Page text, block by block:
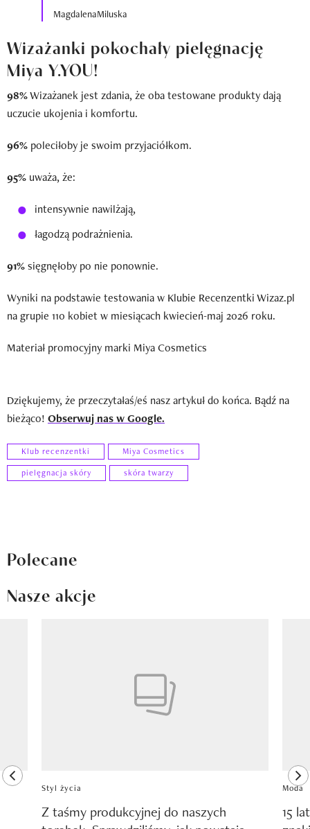
MagdalenaMiluska
Wizażanki pokochały pielęgnację
Miya Y.YOU!
98%Wizażanek jest zdania, że oba testowane produkty dają
uczucie ukojenia i komfortu.
96% poleciłoby je swoim przyjaciółkom.
95% uważa, że:
intensywnie nawilżają,
łagodzą podrażnienia.
91%sięgnęłoby po nie ponownie.
Wyniki na podstawie testowania w Klubie Recenzentki Wizaz.pl
na grupie 110 kobiet w miesiącach kwiecień-maj 2026 roku.
Materiał promocyjny marki Miya Cosmetics
Dziękujemy, że przeczytałaś/eś nasz artykuł do końca. Bądź na
bieżąco! Obserwuj nas w Google.
Klub recenzentki
Miya Cosmetics
pielęgnacja skóry
skóra twarzy
Polecane
Nasze akcje
previous element
Styl życia
Z taśmy produkcyjnej do naszych
Moda
15